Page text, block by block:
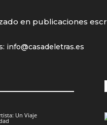
en publicaciones
info@casadeletras.es
Un Viaje